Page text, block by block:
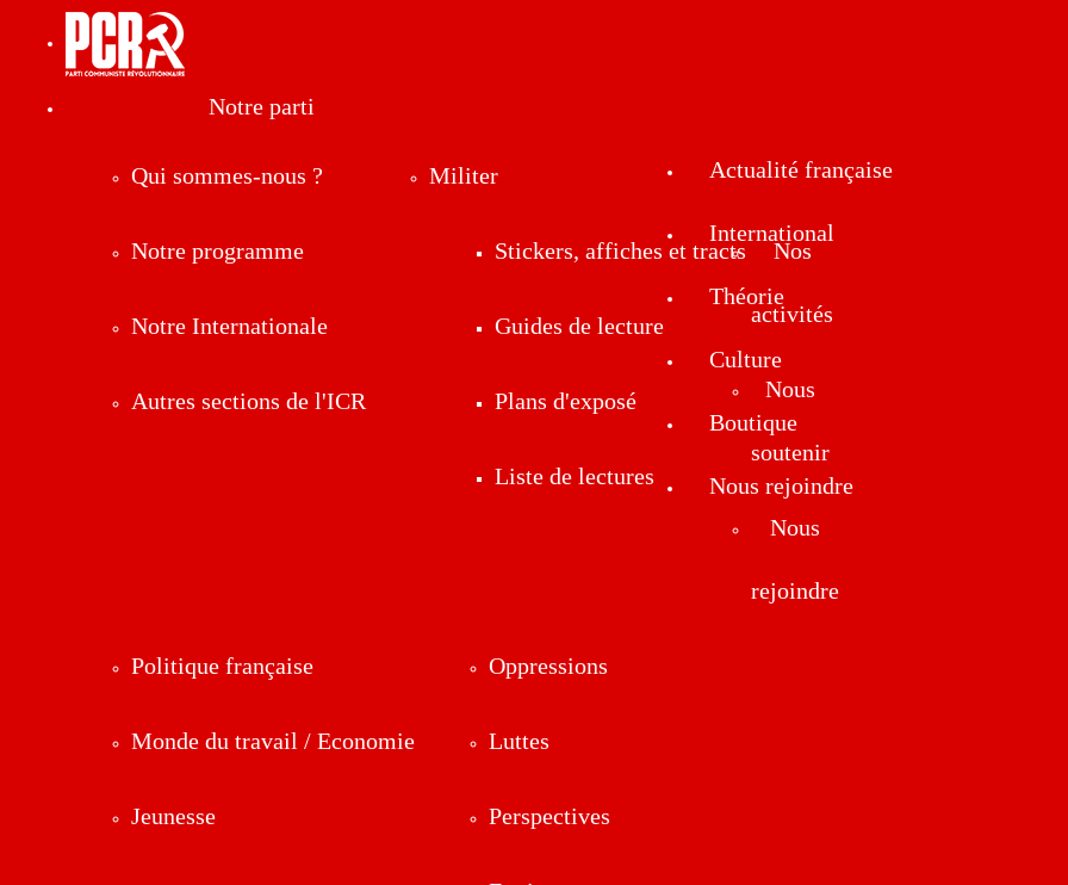
Notre parti
Qui sommes-nous ?
Notre programme
Notre Internationale
Autres sections de l'ICR
Militer
Stickers, affiches et tracts
Guides de lecture
Plans d'exposé
Liste de lectures
Nos
activités
Nous
soutenir
Nous
rejoindre
Actualité française
Politique française
Monde du travail / Economie
Jeunesse
Oppressions
Luttes
Perspectives
International
Théorie
Culture
Boutique
Nous rejoindre